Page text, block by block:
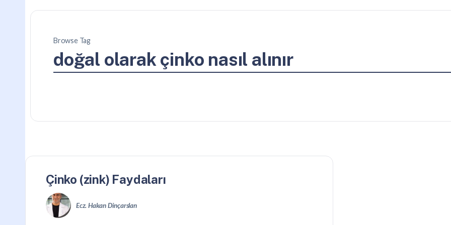
Browse Tag
doğal olarak çinko nasıl alınır
Çinko (zink) Faydaları
Ecz. Hakan Dinçarslan